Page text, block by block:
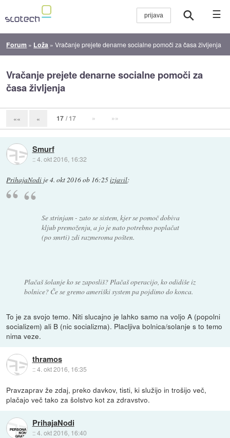
☰
Forum » Loža »Vračanje prejete denarne socialne pomoči za časa življenja
Vračanje prejete denarne socialne pomoči za
časa življenja
«« « 17 / 17 » »»
Smurf
::4. okt 2016, 16:32
PrihajaNodi je4. okt 2016 ob 16:25izjavil:
Se strinjam - zato se sistem, kjer se pomoč dobiva
kljub premoženju, a jo je nato potrebno poplačat
(po smrti) zdi razmeroma pošten.
Plačaš šolanje ko se zaposliš? Plačaš operacijo, ko odidiše iz
bolnice? Če se gremo ameriški system pa pojdimo do konca.
To je za svojo temo. Niti slucajno je lahko samo na voljo A (popolni
socializem) ali B (nic socializma). Placljiva bolnica/solanje s to temo
nima veze.
thramos
::4. okt 2016, 16:35
Pravzaprav že zdaj, preko davkov, tisti, ki služijo in trošijo več,
plačajo več tako za šolstvo kot za zdravstvo.
PrihajaNodi
::4. okt 2016, 16:40